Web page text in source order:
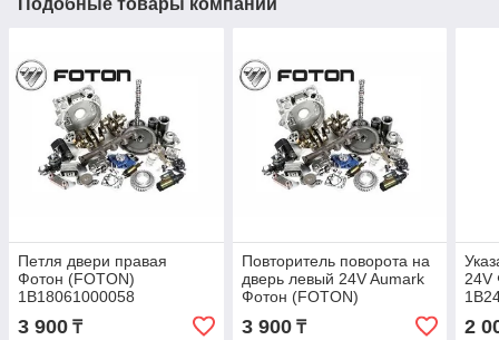
Петля двери правая
Фотон (FOTON)
1B18061000058
3 900 ₸
Повторитель поворота на
дверь левый 24V Aumark
Фотон (FOTON)
1B18037120015
3 900₸
24V
2